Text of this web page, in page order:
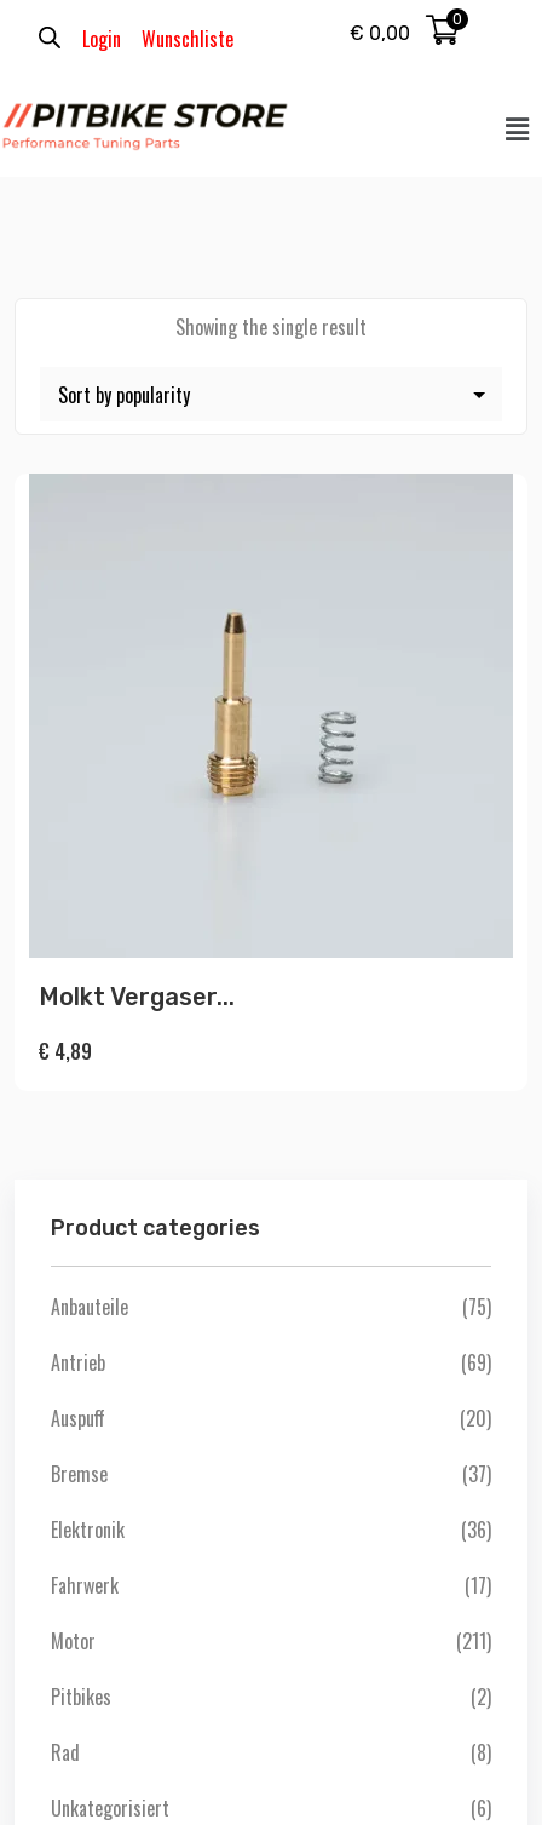
Login Wunschliste € 0,00
0
Showing the single result
Product categories
Anbauteile
(75)
Antrieb
(69)
Auspuff
(20)
Bremse
(37)
Elektronik
(36)
Fahrwerk
(17)
Motor
(211)
Pitbikes
(2)
Rad
(8)
Unkategorisiert
(6)
Molkt Vergaser...
€ 4,89